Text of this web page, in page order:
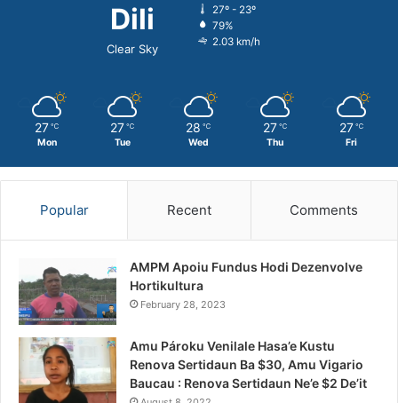
Dili
Clear Sky
27º - 23º
79%
2.03 km/h
27 ℃
Mon
27 ℃
Tue
28 ℃
Wed
27 ℃
Thu
27 ℃
Fri
Popular Recent Comments
AMPM Apoiu Fundus Hodi Dezenvolve
Hortikultura
February 28, 2023
Amu Pároku Venilale Hasa’e Kustu
Renova Sertidaun Ba $30, Amu Vigario
Baucau : Renova Sertidaun Ne’e $2 De’it